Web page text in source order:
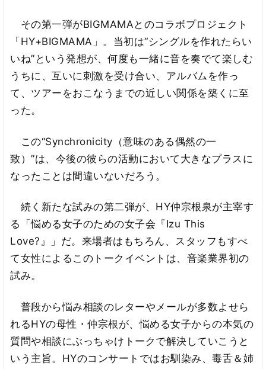
その第一弾がBIGMAMAとのコラボプロジェクト
「HY+BIGMAMA」。当初は“シングルを作れたらい
いね”という発想が、何度も一緒に音を奏でて楽しむ
うちに、互いに刺激を受け合い、アルバムを作っ
て、ツアーをおこなうまでの近しい関係を築くに至
った。
この“Synchronicity（意味のある偶然の一
致）”は、今後の彼らの活動において大きなプラスに
なったことは間違いないだろう。
続く新たな試みの第二弾が、HY仲宗根泉が主宰す
る「悩める女子のための女子会『Izu This
Love?』」だ。来場者はもちろん、スタッフもすべ
て女性によるこのトークイベントは、音楽業界初の
試み。
普段から悩み相談のレターやメールが多数よせら
れるHYの母性・仲宗根が、悩める女子からの本気の
質問や相談にぶっちゃけトークで解決していこうと
いう主旨。HYのコンサートではお馴染み、毒舌＆姉